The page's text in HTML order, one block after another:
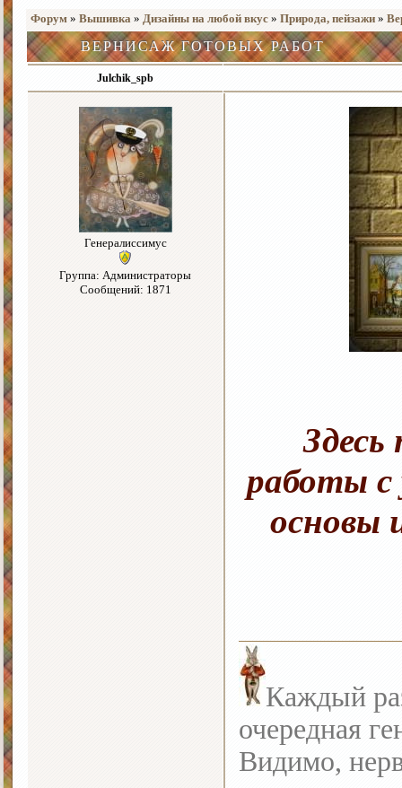
Форум » Вышивка » Дизайны на любой вкус » Природа, пейзажи »
ВЕРНИСАЖ ГОТОВЫХ РАБОТ
Julchik_spb
Генералиссимус
Группа: Администраторы
Сообщений: 1871
работы с
основы
Каждый
очередная
Видимо,